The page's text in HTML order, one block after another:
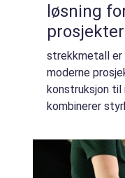
løsning
prosjekter
strekkmetall er
moderne
konstruksjon til
kombinerer
muligheter for
horisonter. Hva...